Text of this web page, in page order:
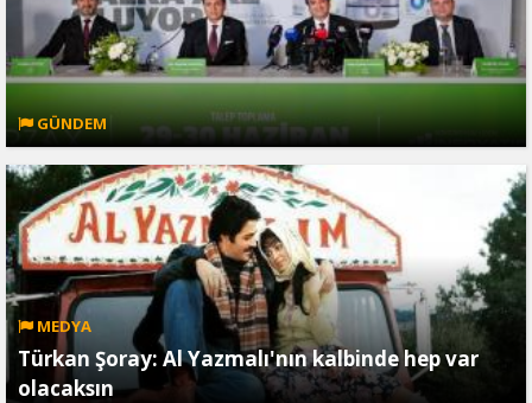
GÜNDEM
MEDYA
Türkan Şoray: Al Yazmalı'nın kalbinde hep var
olacaksın